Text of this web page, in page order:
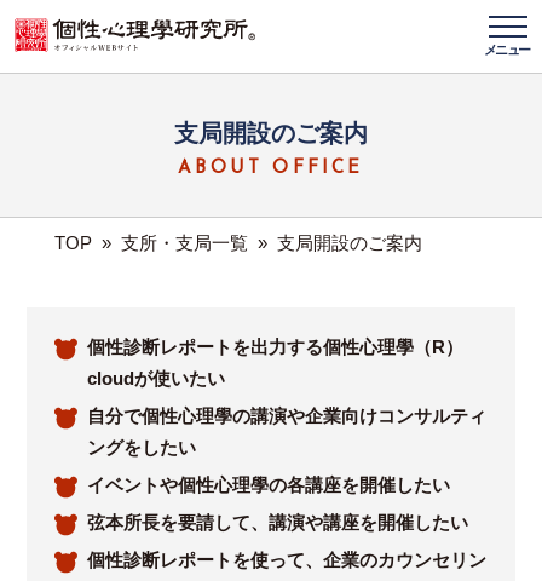
メニュー
支局開設のご案内
ABOUT OFFICE
TOP » 支所・支局一覧 » 支局開設のご案内
個性診断レポートを出力する個性心理學（R）
cloudが使いたい
自分で個性心理學の講演や企業向けコンサルティ
ングをしたい
イベントや個性心理學の各講座を開催したい
弦本所長を要請して、講演や講座を開催したい
個性診断レポートを使って、企業のカウンセリン